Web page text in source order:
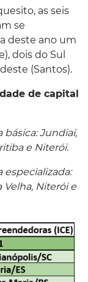
as seis
se
deste ano um
dois do Sul
(Santos).
de capital
básica: Jundiaí,
e Niterói.
especializada:
Velha, Niterói e